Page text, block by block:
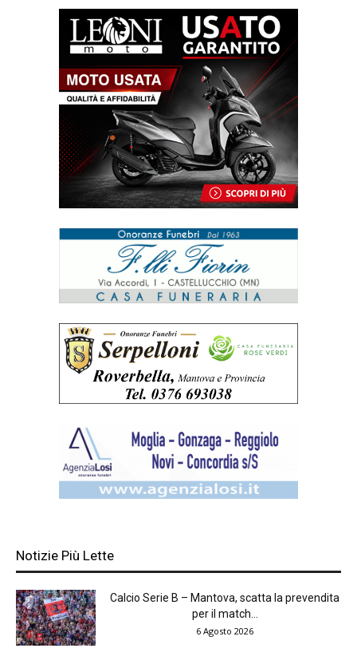
Notizie Più Lette
Calcio Serie B – Mantova, scatta la prevendita
per il match...
6 Agosto 2026